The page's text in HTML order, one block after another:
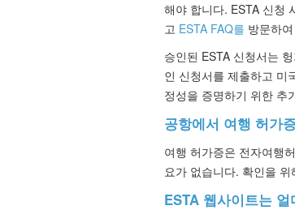
해야 합니다. ESTA 신청
고 ESTA FAQ를 방문하
승인된 ESTA 신청서는
인 신청서를 제출하고 미
정성을 증명하기 위한 추
공항에서 여행 허가
여행 허가증은 전자여행
요가 없습니다. 확인을
ESTA 웹사이트는